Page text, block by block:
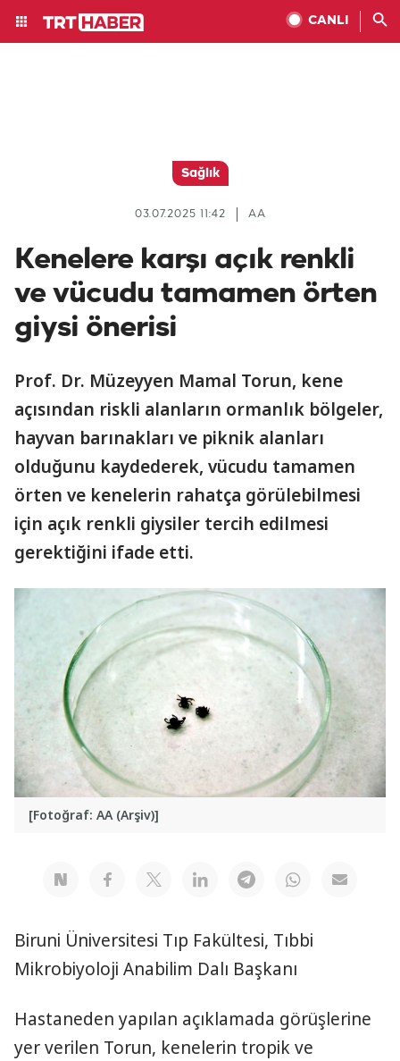
CANLI
Sağlık
AA
03.07.2025 11:42
Kenelere karşı açık renkli
ve vücudu tamamen örten
giysi önerisi
Prof. Dr. Müzeyyen Mamal Torun, kene
açısından riskli alanların ormanlık bölgeler,
hayvan barınakları ve piknik alanları
olduğunu kaydederek, vücudu tamamen
örten ve kenelerin rahatça görülebilmesi
için açık renkli giysiler tercih edilmesi
gerektiğini ifade etti.
[Fotoğraf: AA (Arşiv)]
Biruni Üniversitesi Tıp Fakültesi, Tıbbi
Mikrobiyoloji Anabilim Dalı Başkanı
Hastaneden yapılan açıklamada görüşlerine
yer verilen Torun, kenelerin tropik ve